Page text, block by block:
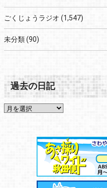
ごくじょうラジオ (1,547)
未分類(90)
過去の日記